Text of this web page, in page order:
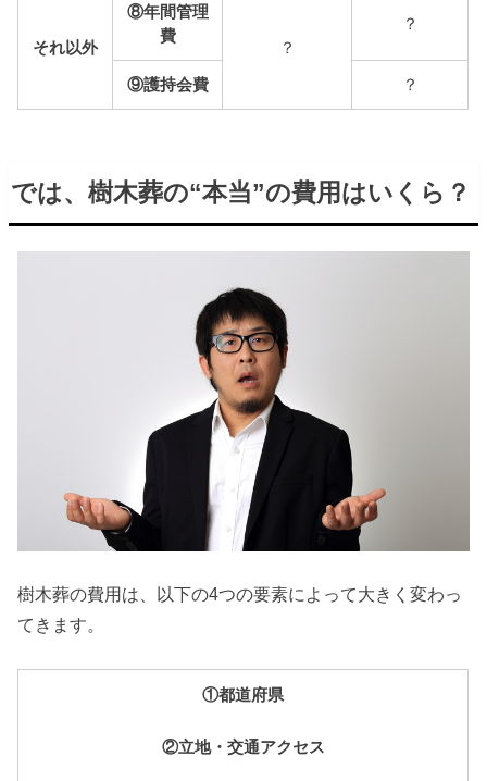
それ以外
⑧年間管理
費
？
？
⑨護持会費 ？
では、樹木葬の“本当”の費用はいくら？
樹木葬の費用は、以下の4つの要素によって大きく変わっ
てきます。
①都道府県
②立地・交通アクセス